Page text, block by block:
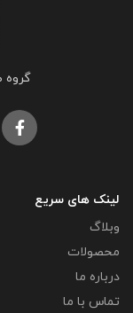
گروه
لینک های سریع
وبلاگ
محصولات
درباره ما
تماس با ما